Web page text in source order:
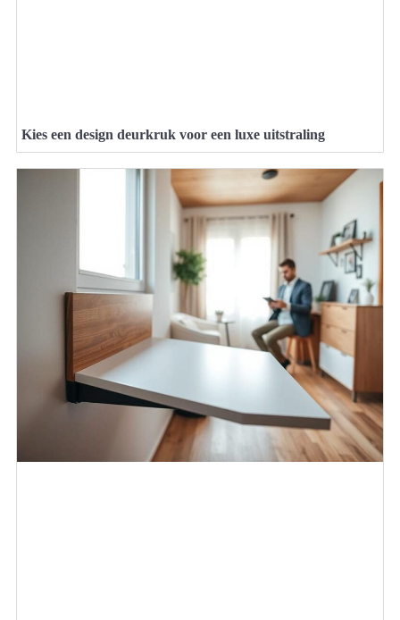
Kies een design deurkruk voor een luxe uitstraling